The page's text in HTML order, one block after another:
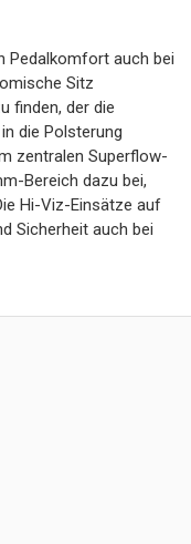
Pedalkomfort auch bei
Sitz
finden, der die
die Polsterung
zentralen Superflow-
Bereich dazu bei,
Hi-Viz-Einsätze auf
Sicherheit auch bei